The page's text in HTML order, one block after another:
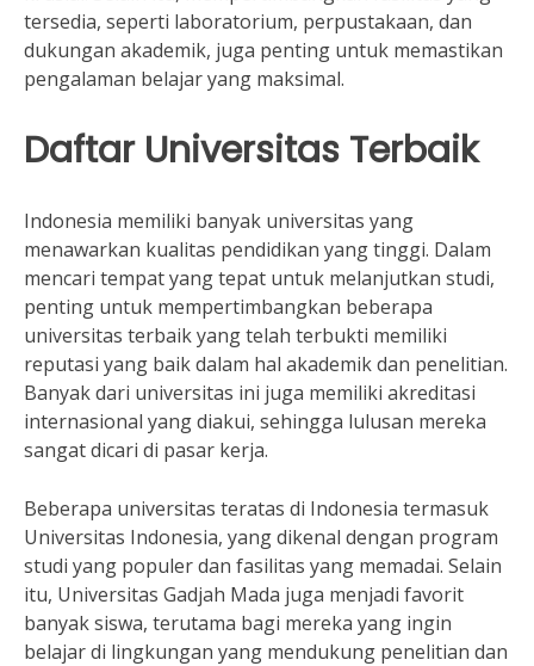
tersedia, seperti laboratorium, perpustakaan, dan
dukungan akademik, juga penting untuk memastikan
pengalaman belajar yang maksimal.
Daftar Universitas Terbaik
Indonesia memiliki banyak universitas yang
menawarkan kualitas pendidikan yang tinggi. Dalam
mencari tempat yang tepat untuk melanjutkan studi,
penting untuk mempertimbangkan beberapa
universitas terbaik yang telah terbukti memiliki
reputasi yang baik dalam hal akademik dan penelitian.
Banyak dari universitas ini juga memiliki akreditasi
internasional yang diakui, sehingga lulusan mereka
sangat dicari di pasar kerja.
Beberapa universitas teratas di Indonesia termasuk
Universitas Indonesia, yang dikenal dengan program
studi yang populer dan fasilitas yang memadai. Selain
itu, Universitas Gadjah Mada juga menjadi favorit
banyak siswa, terutama bagi mereka yang ingin
belajar di lingkungan yang mendukung penelitian dan